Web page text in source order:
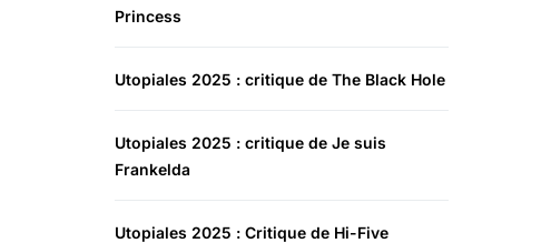
Princess
Utopiales 2025 : critique de The Black Hole
Utopiales 2025 : critique de Je suis
Frankelda
Utopiales 2025 : Critique de Hi-Five